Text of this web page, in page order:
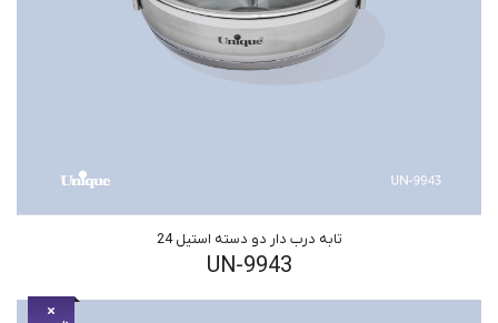
تابه درب دار دو دسته استیل 24
UN-9943